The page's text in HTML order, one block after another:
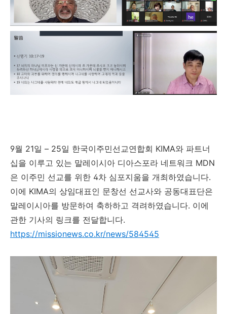
9월 21일 – 25일 한국이주민선교연합회 KIMA와 파트너
십을 이루고 있는 말레이시아 디아스포라 네트워크 MDN
은 이주민 선교를 위한 4차 심포지움을 개최하였습니다.
이에 KIMA의 상임대표인 문창선 선교사와 공동대표단은
말레이시아를 방문하여 축하하고 격려하였습니다. 이에
관한 기사의 링크를 전달합니다.
https://missionews.co.kr/news/584545